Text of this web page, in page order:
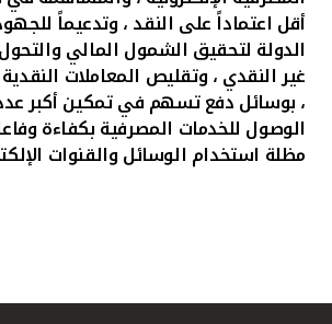
أقل اعتماداً على النقد ، وتدعيماً
الدولة لتحقيق الشمول المالي
غير النقدي ، وتقليص المعاملات
، بوسائل دفع تسهم في تمكين أكبر
الوصول للخدمات المصرفية بكفاءة
مظلة استخدام الوسائل والقنوات